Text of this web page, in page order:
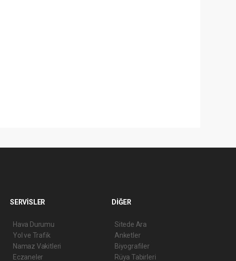
SERVİSLER
Hava Durumu
Yol ve Trafik
Namaz Vakitleri
Eczaneler
DİĞER
Sitede Ara
Anketler
Biyografiler
Rüya Tabirleri